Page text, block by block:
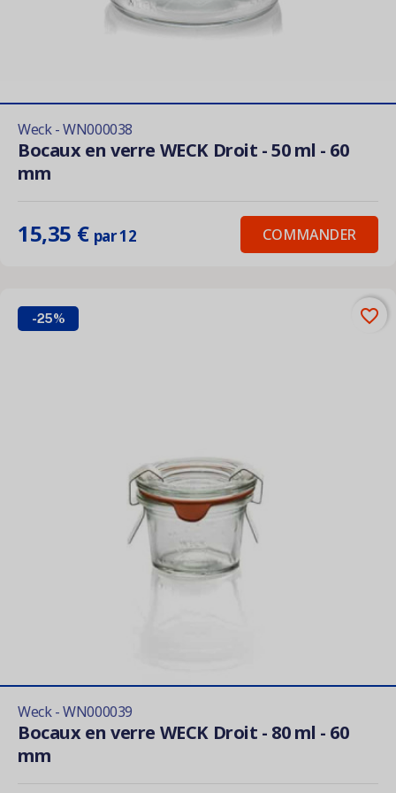
Weck - WN000038
Bocaux en verre WECK Droit - 50 ml - 60
mm
15,35 € par 12 COMMANDER
Weck - WN000039
Bocaux en verre WECK Droit - 80 ml - 60
mm
-25% favorite_border